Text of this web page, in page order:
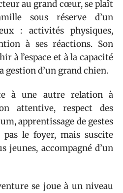
au grand cœur, se plaît
sous réserve d’un
: activités physiques,
à ses réactions. Son
à l’espace et à la capacité
gestion d’un grand chien.
à une autre relation à
attentive, respect des
apprentissage de gestes
le foyer, mais suscite
jeunes, accompagné d’un
se joue à un niveau